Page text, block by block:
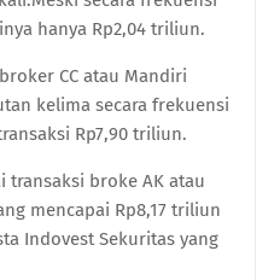
hanya Rp2,04 triliun.
CC atau Mandiri
kelima secara frekuensi
Rp7,90 triliun.
transaksi broke AK atau
mencapai Rp8,17 triliun
Indovest Sekuritas yang